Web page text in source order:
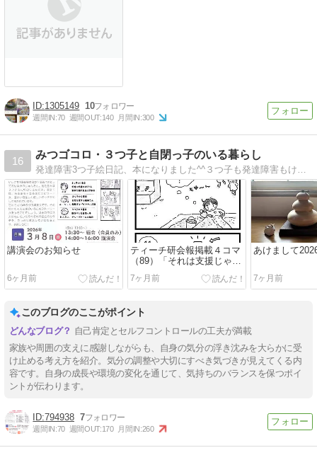
1305149 10
週間IN:70 週間OUT:140 月間IN:300
16
みつゴコロ・３つ子と自閉っ子のいる暮らし
発達障害3つ子絵日記、本になりました^^３つ子も発達障害もけっこういいね、なんて感じていただけるとうれしいです
講演会のお知らせ
6ヶ月前
ティーチ研会報掲載４コマ
（89）「それは支援じゃナ
7ヶ月前
あけまして
7ヶ月前
このブログのここがポイント
自己肯定とセルフコントロールの工夫が満載
家族や周囲の支えに感謝しながらも、自身の気分の浮き沈みを大らかに受
け止める考え方を紹介。気分の調整や大切にすべき気づきが見えてくる内
容です。自身の成長や環境の変化を通じて、気持ちのバランスを保つポイ
ントが伝わります。
794938 7
週間IN:70 週間OUT:170 月間IN:260